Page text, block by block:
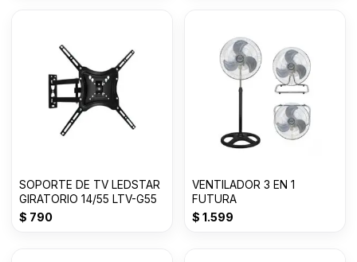
SOPORTE DE TV LEDSTAR
GIRATORIO 14/55 LTV-G55
$ 790
VENTILADOR 3 EN 1
FUTURA
$ 1.599